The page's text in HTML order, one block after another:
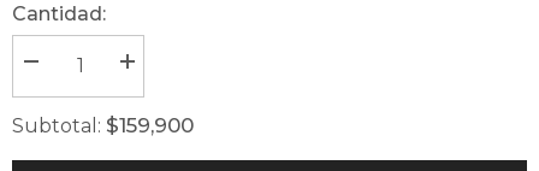
Cantidad:
Disminuir
Zapato
Jacqueline
Aumentar
para
Zapato
Fiesta-
Subtotal: $159,900